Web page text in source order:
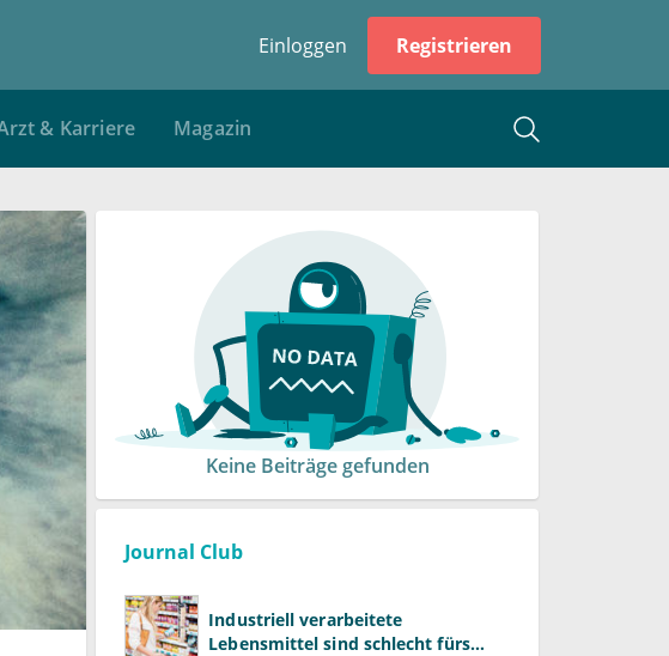
Einloggen Registrieren
& Karriere Magazin
Keine Beiträge gefunden
Journal Club
Industriell verarbeitete
Lebensmittel sind schlecht fürs